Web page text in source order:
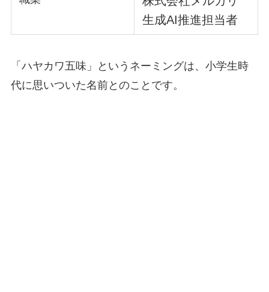
生成AI推進担当者
「ハヤカワ五味」というネーミングは、小学生時
代に思いついた名前とのことです。